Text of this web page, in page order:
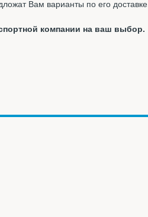
Вам варианты по его доставке.
компании на ваш выбор.